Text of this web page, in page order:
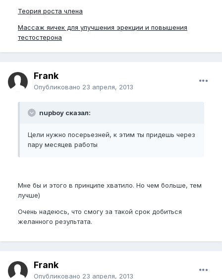
Теория роста члена
Массаж яичек для улучшения эрекции и повышения
тестостерона
Frank
Опубликовано 23 апреля, 2013
nupboy сказал:
Цели нужно посерьезней, к этим ты придешь через
пару месяцев работы
Мне бы и этого в принципе хватило. Но чем больше, тем
лучше)
Очень надеюсь, что смогу за такой срок добиться
желанного результата.
Frank
Опубликовано 23 апреля, 2013